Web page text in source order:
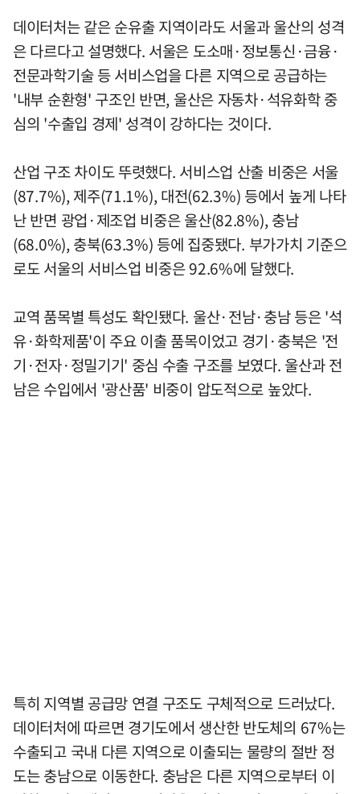
데이터처는 같은 순유출 지역이라도 서울과 울산의 성격
은 다르다고 설명했다. 서울은 도소매·정보통신·금융·
전문과학기술 등 서비스업을 다른 지역으로 공급하는
'내부 순환형' 구조인 반면, 울산은 자동차·석유화학 중
심의 '수출입 경제' 성격이 강하다는 것이다.
산업 구조 차이도 뚜렷했다. 서비스업 산출 비중은 서울
(87.7%), 제주(71.1%), 대전(62.3%) 등에서 높게 나타
난 반면 광업·제조업 비중은 울산(82.8%), 충남
(68.0%), 충북(63.3%) 등에 집중됐다. 부가가치 기준으
로도 서울의 서비스업 비중은 92.6%에 달했다.
교역 품목별 특성도 확인됐다. 울산·전남·충남 등은 '석
유·화학제품'이 주요 이출 품목이었고 경기·충북은 '전
기·전자·정밀기기' 중심 수출 구조를 보였다. 울산과 전
남은 수입에서 '광산품' 비중이 압도적으로 높았다.
특히 지역별 공급망 연결 구조도 구체적으로 드러났다.
데이터처에 따르면 경기도에서 생산한 반도체의 67%는
수출되고 국내 다른 지역으로 이출되는 물량의 절반 정
도는 충남으로 이동한다. 충남은 다른 지역으로부터 이